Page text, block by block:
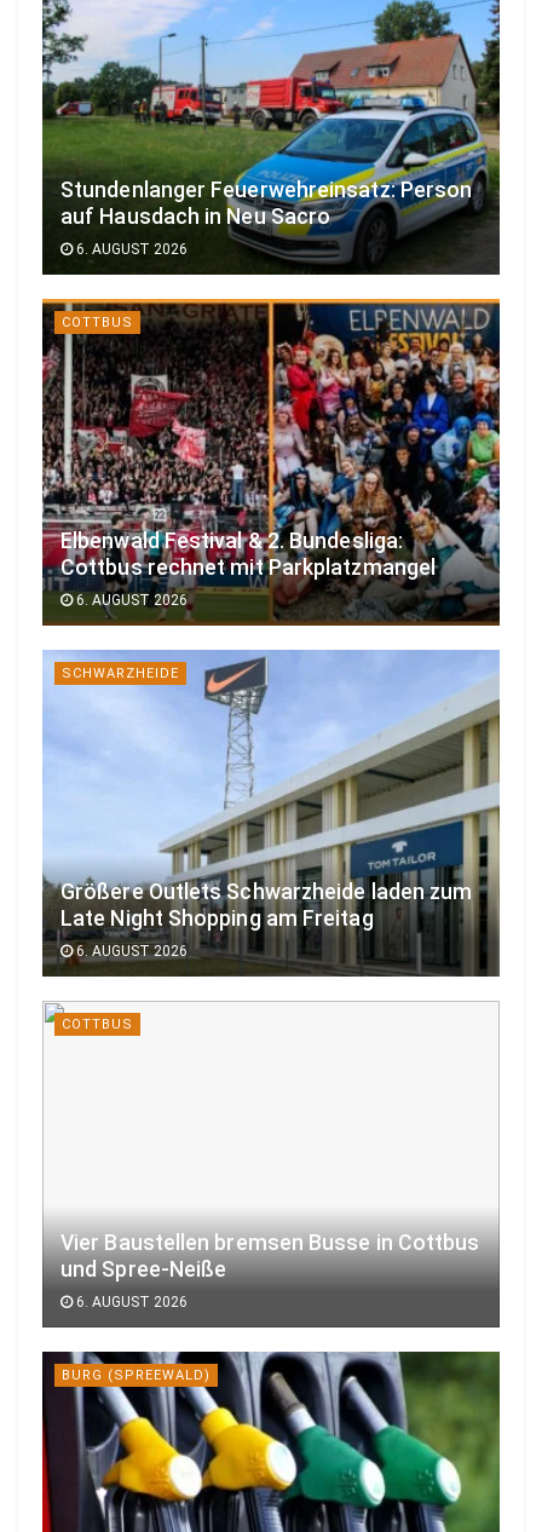
Stundenlanger Feuerwehreinsatz: Person
auf Hausdach in Neu Sacro
6. AUGUST 2026
COTTBUS
Elbenwald Festival & 2. Bundesliga:
Cottbus rechnet mit Parkplatzmangel
6. AUGUST 2026
SCHWARZHEIDE
Größere Outlets Schwarzheide laden zum
Late Night Shopping am Freitag
6. AUGUST 2026
COTTBUS
Vier Baustellen bremsen Busse in Cottbus
und Spree-Neiße
6. AUGUST 2026
BURG (SPREEWALD)